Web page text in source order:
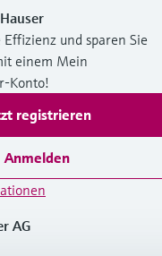
und sparen Sie
einem Mein
Konto!
registrieren
Anmelden
AG